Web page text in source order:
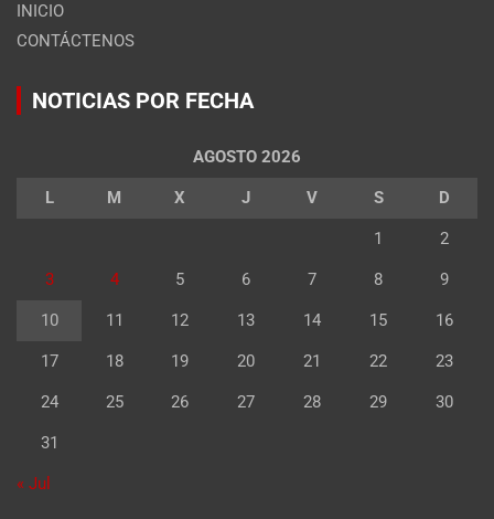
INICIO
CONTÁCTENOS
NOTICIAS POR FECHA
AGOSTO 2026
L M X J V S D
1 2
3 4 5 6 7 8 9
10 11 12 13 14 15 16
17 18 19 20 21 22 23
24 25 26 27 28 29 30
31
« Jul